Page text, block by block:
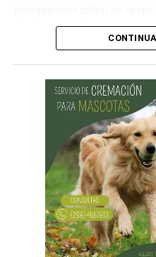
Obrera Metalúrgica (UOM)
gremial, jurídica y
(APLA), Pablo Biró.
«El espíritu de esta reforma
empresarios y aumentar
partir de una mayor
y salarios más bajos», dijo
Rodolfo Aguiar, al iniciar la
FreSU, que solicitó la
Estudios Legales y
Prensa de Buenos Aires
representantes de la